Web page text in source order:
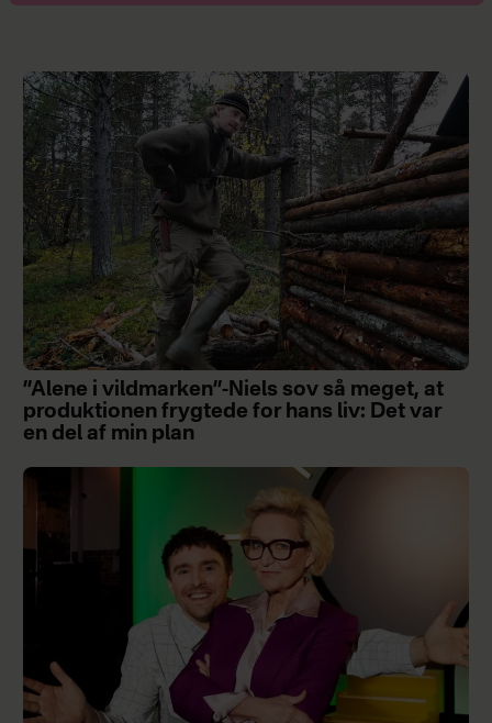
”Alene i vildmarken”-Niels sov så meget, at
produktionen frygtede for hans liv: Det var
en del af min plan